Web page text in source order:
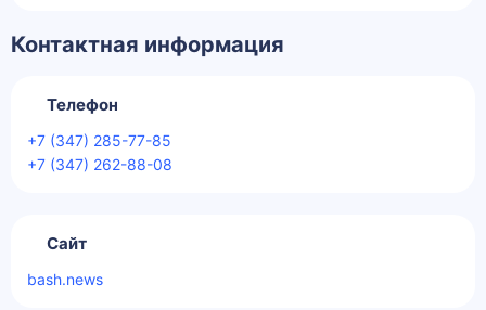
Контактная информация
Телефон
+7 (347) 285-77-85
+7 (347) 262-88-08
Сайт
bash.news